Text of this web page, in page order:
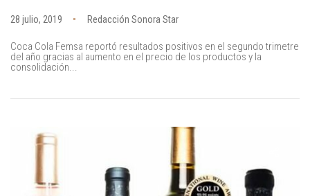
28 julio, 2019 Redacción Sonora Star
Coca Cola Femsa reportó resultados positivos en el segundo trimetre
del año gracias al aumento en el precio de los productos y la
consolidación...